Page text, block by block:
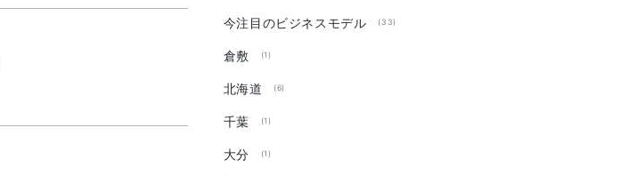
今注目のビジネスモデル (33)
倉敷 (1)
北海道 (6)
千葉 (1)
大分 (1)